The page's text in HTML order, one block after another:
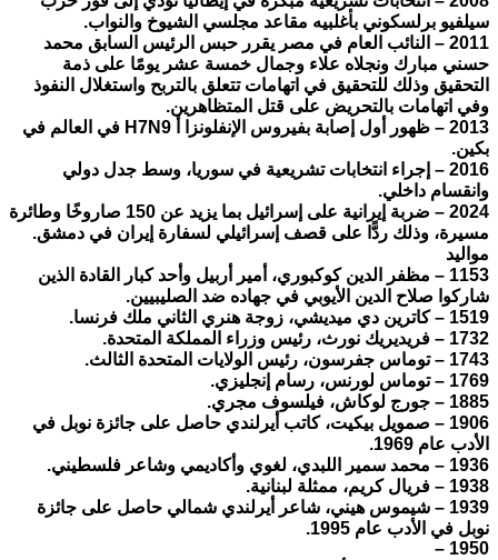
سيلفيو برلسكوني بأغلبيه مقاعد مجلسي الشيوخ والنواب.
2011 – النائب العام في مصر يقرر حبس الرئيس السابق محمد
حسني مبارك ونجلاه علاء وجمال خمسة عشر يومًا على ذمة
التحقيق وذلك للتحقيق في اتهامات تتعلق بالتربح واستغلال النفوذ
وفي اتهامات بالتحريض على قتل المتظاهرين.
2013 – ظهور أول إصابة بفيروس الإنفلونزا أ H7N9 في العالم في
بكين.
2016 – إجراء انتخابات تشريعية في سوريا، وسط جدل دولي
وانقسام داخلي.
2024 – ضربة إيرانية على إسرائيل بما يزيد عن 150 صاروخًا وطائرة
مسيرة، وذلك ردًّا على قصف إسرائيلي لسفارة إيران في دمشق.
مواليد
1153 – مظفر الدين كوكبوري، أمير أربيل وأحد كبار القادة الذين
شاركوا صلاح الدين الأيوبي في جهاده ضد الصليبيين.
1519 – كاترين دي ميديشي، زوجة هنري الثاني ملك فرنسا.
1732 – فريديريك نورث، رئيس وزراء المملكة المتحدة.
1743 – توماس جفرسون، رئيس الولايات المتحدة الثالث.
1769 – توماس لورنس، رسام إنجليزي.
1885 – جورج لوكاش، فيلسوف مجري.
1906 – صمويل بيكيت، كاتب أيرلندي حاصل على جائزة نوبل في
الأدب عام 1969.
1936 – محمد سمير اللبدي، لغوي وأكاديمي وشاعر فلسطيني.
1938 – فريال كريم، ممثلة لبنانية.
1939 – شيموس هيني، شاعر أيرلندي شمالي حاصل على جائزة
نوبل في الأدب عام 1995.
1950 –